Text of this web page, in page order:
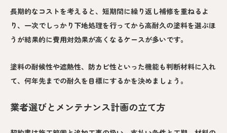
長期的なコストを考えると、短期間に繰り返し補修を重ねるよ
り、一次でしっかり下地処理を行ってから高耐久の塗料を選ぶほ
うが結果的に費用対効果が高くなるケースが多いです。
塗料の耐候性や遮熱性、防カビ性といった機能も判断材料に入れ
て、何年先までの耐久を目標にするかを決めましょう。
業者選びとメンテナンス計画の立て方